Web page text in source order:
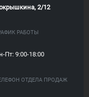
2/12
РАБОТЫ
Пт: 9:00-18:00
ОТДЕЛА ПРОДАЖ